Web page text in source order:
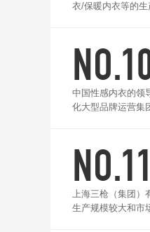
衣/保暖内衣等的
中国性感内衣的领
化大型品牌运营集
NO.11
上海三枪（集团）
生产规模较大和市